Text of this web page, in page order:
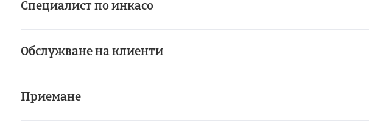
Специалист по инкасо
Обслужване на клиенти
Приемане